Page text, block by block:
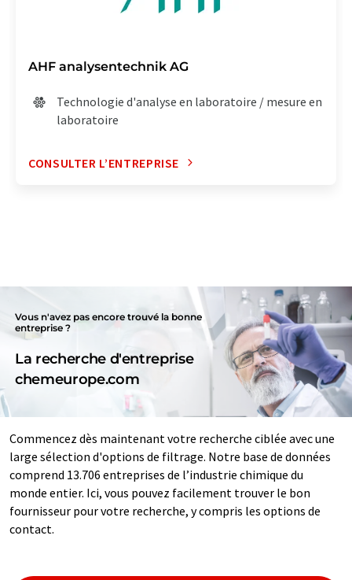
AHF analysentechnik AG
Technologie d'analyse en laboratoire / mesure en
laboratoire
CONSULTER L’ENTREPRISE
Vous n'avez pas encore trouvé la bonne
entreprise ?
La recherche d'entreprise
chemeurope.com
Commencez dès maintenant votre recherche ciblée avec une
large sélection d'options de filtrage. Notre base de données
comprend 13.706 entreprises de l’industrie chimique du
monde entier. Ici, vous pouvez facilement trouver le bon
fournisseur pour votre recherche, y compris les options de
contact.